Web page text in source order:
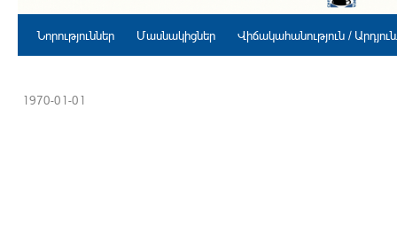
Վիճակահանություն /
Մասնակիցներ
Նորություններ
1970-01-01